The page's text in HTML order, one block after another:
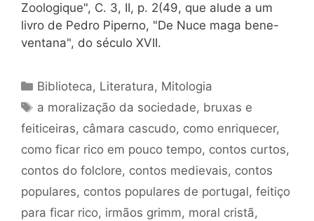
Zoologique", C. 3, II, p. 2(49, que alude a um
livro de Pedro Piperno, "De Nuce maga bene-
ventana", do século XVII.
Categorias
Biblioteca, Literatura, Mitologia
Tags
a moralização da sociedade, bruxas e
feiticeiras, câmara cascudo, como enriquecer,
como ficar rico em pouco tempo, contos curtos,
contos do folclore, contos medievais, contos
populares, contos populares de portugal, feitiço
para ficar rico, irmãos grimm, moral cristã,